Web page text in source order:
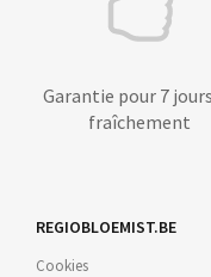
Garantie pour 7
fraîchement
REGIOBLOEMIST.BE
Cookies